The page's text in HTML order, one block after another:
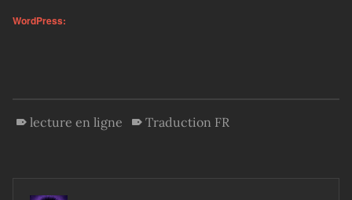
WordPress:
lecture en ligne Traduction FR